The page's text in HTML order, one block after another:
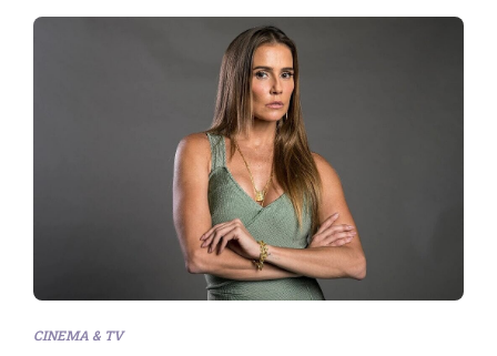
CINEMA & TV